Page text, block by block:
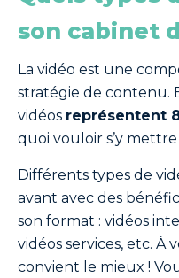
son cabinet
La vidéo est une
stratégie de contenu.
vidéos représentent
quoi vouloir s’y
Différents types de
avant avec des
son format : vidéos
vidéos services, etc. À
convient le mieux !